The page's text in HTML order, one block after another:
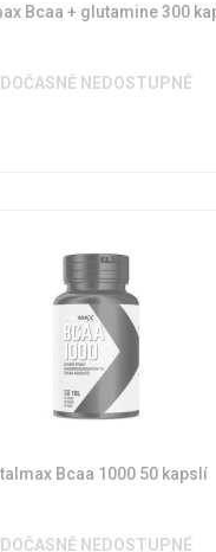
Bcaa + glutamine 300
DOČASNĚ NEDOSTUPNÉ
Bcaa 1000 50 kapslí
DOČASNĚ NEDOSTUPNÉ